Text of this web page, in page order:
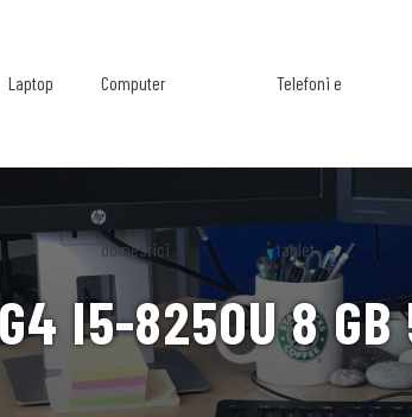
Laptop Computer
domestici
Telefoni e
tablet
I5-8250U 8 GB